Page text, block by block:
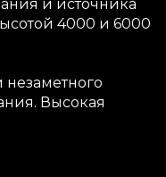
и источника
4000 и 6000
Высокая